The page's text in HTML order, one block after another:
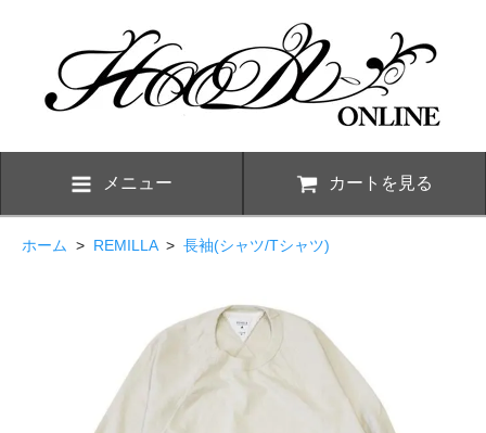
メニュー カートを見る
ホーム > REMILLA> 長袖(シャツ/Tシャツ)